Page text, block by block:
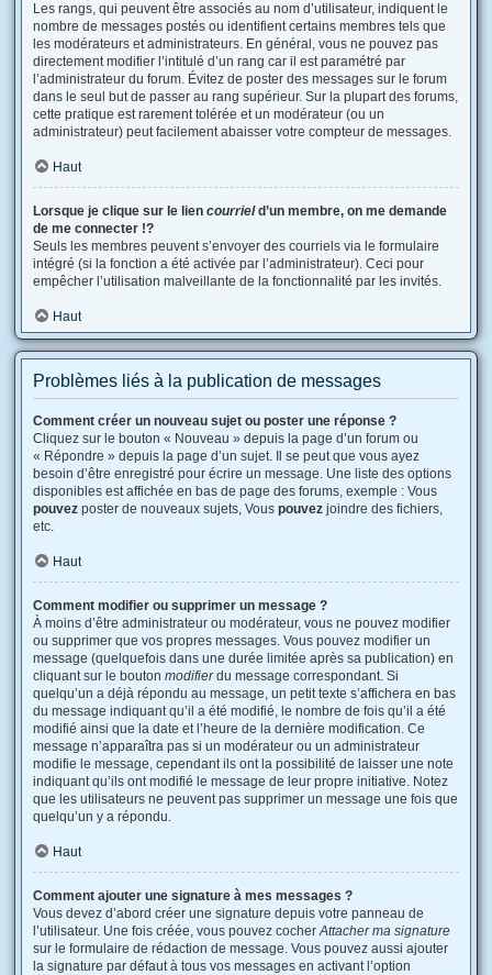
Les rangs, qui peuvent être associés au nom d’utilisateur, indiquent le
nombre de messages postés ou identifient certains membres tels que
les modérateurs et administrateurs. En général, vous ne pouvez pas
directement modifier l’intitulé d’un rang car il est paramétré par
l’administrateur du forum. Évitez de poster des messages sur le forum
dans le seul but de passer au rang supérieur. Sur la plupart des forums,
cette pratique est rarement tolérée et un modérateur (ou un
administrateur) peut facilement abaisser votre compteur de messages.
Haut
Lorsque je clique sur le lien courrield’un membre, on me demande
de me connecter !?
Seuls les membres peuvent s’envoyer des courriels via le formulaire
intégré (si la fonction a été activée par l’administrateur). Ceci pour
empêcher l’utilisation malveillante de la fonctionnalité par les invités.
Haut
Problèmes liés à la publication de messages
Comment créer un nouveau sujet ou poster une réponse ?
Cliquez sur le bouton « Nouveau » depuis la page d’un forum ou
« Répondre » depuis la page d’un sujet. Il se peut que vous ayez
besoin d’être enregistré pour écrire un message. Une liste des options
disponibles est affichée en bas de page des forums, exemple : Vous
pouvez poster de nouveaux sujets, Vous pouvez joindre des fichiers,
etc.
Haut
Comment modifier ou supprimer un message ?
À moins d’être administrateur ou modérateur, vous ne pouvez modifier
ou supprimer que vos propres messages. Vous pouvez modifier un
message (quelquefois dans une durée limitée après sa publication) en
cliquant sur le bouton modifierdu message correspondant. Si
quelqu’un a déjà répondu au message, un petit texte s’affichera en bas
du message indiquant qu’il a été modifié, le nombre de fois qu’il a été
modifié ainsi que la date et l’heure de la dernière modification. Ce
message n’apparaîtra pas si un modérateur ou un administrateur
modifie le message, cependant ils ont la possibilité de laisser une note
indiquant qu’ils ont modifié le message de leur propre initiative. Notez
que les utilisateurs ne peuvent pas supprimer un message une fois que
quelqu’un y a répondu.
Haut
Comment ajouter une signature à mes messages ?
Vous devez d’abord créer une signature depuis votre panneau de
l’utilisateur. Une fois créée, vous pouvez cocherAttacher ma signature
sur le formulaire de rédaction de message. Vous pouvez aussi ajouter
la signature par défaut à tous vos messages en activant l’option